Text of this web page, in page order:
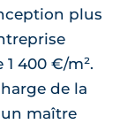
plus
400 €/m².
de la
maître